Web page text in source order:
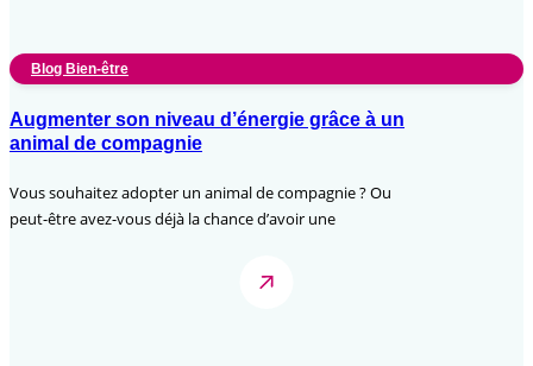
Blog Bien-être
Augmenter son niveau d’énergie grâce à un
animal de compagnie
Vous souhaitez adopter un animal de compagnie ? Ou
peut-être avez-vous déjà la chance d’avoir une